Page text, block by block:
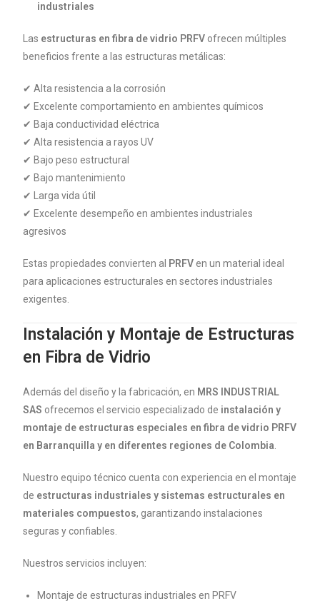
industriales
Las estructuras en fibra de vidrio PRFV ofrecen múltiples
beneficios frente a las estructuras metálicas:
✔ Alta resistencia a la corrosión
✔ Excelente comportamiento en ambientes químicos
✔ Baja conductividad eléctrica
✔ Alta resistencia a rayos UV
✔ Bajo peso estructural
✔ Bajo mantenimiento
✔ Larga vida útil
✔ Excelente desempeño en ambientes industriales
agresivos
Estas propiedades convierten al PRFVen un material ideal
para aplicaciones estructurales en sectores industriales
exigentes.
Instalación y Montaje de Estructuras
en Fibra de Vidrio
Además del diseño y la fabricación, en MRS INDUSTRIAL
SAS ofrecemos el servicio especializado de instalación y
montaje de estructuras especiales en fibra de vidrio PRFV
en Barranquilla y en diferentes regiones de Colombia.
Nuestro equipo técnico cuenta con experiencia en el montaje
de estructuras industriales y sistemas estructurales en
materiales compuestos, garantizando instalaciones
seguras y confiables.
Nuestros servicios incluyen:
Montaje de estructuras industriales en PRFV